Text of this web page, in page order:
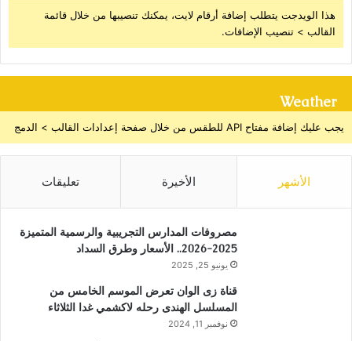
هذا الويدجت يتطلب إضافة أرقام لايت، يمكنك تنصيبها من خلال قائمة
القالب > تنصيب الإضافات.
Weather
يجب عليك إضافة مفتاح API للطقس من خلال صفحة إعدادات القالب > الدمج
الأشهر الأخيرة تعليقات
مصروفات المدارس التجريبية والرسمية المتميزة
2025-2026.. الأسعار وطرق السداد
يونيو 25, 2025
قناة زى الوان تعرض الموسم الخامس من
المسلسل الهندى رحله لاكشمي غدا الثلاثاء
نوفمبر 11, 2024